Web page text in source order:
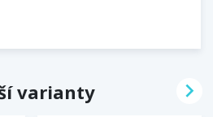
varianty 